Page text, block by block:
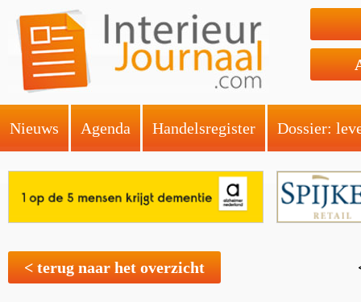
Nieuws Agenda Handelsregister Dossier:
< terug naar het overzicht